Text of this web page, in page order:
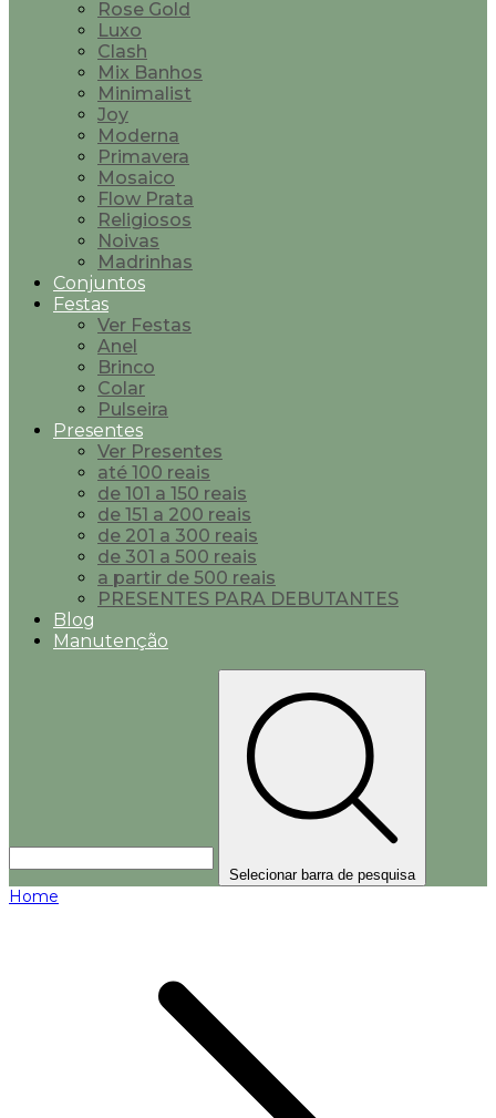
Rose Gold
Luxo
Clash
Mix Banhos
Minimalist
Joy
Moderna
Primavera
Mosaico
Flow Prata
Religiosos
Noivas
Madrinhas
Conjuntos
Festas
Ver Festas
Anel
Brinco
Colar
Pulseira
Presentes
Ver Presentes
até 100 reais
de 101 a 150 reais
de 151 a 200 reais
de 201 a 300 reais
de 301 a 500 reais
a partir de 500 reais
PRESENTES PARA DEBUTANTES
Blog
Manutenção
Selecionar barra de pesquisa
Home